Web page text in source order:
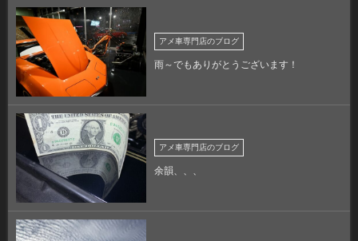
アメ車専門店のブログ
雨～でもありがとうございます！
アメ車専門店のブログ
余韻、、、